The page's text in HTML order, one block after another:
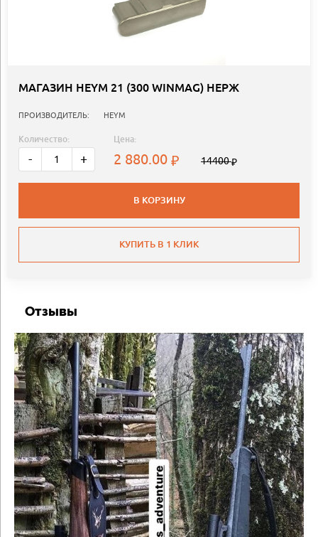
МАГАЗИН HEYM 21 (300 WINMAG) НЕРЖ
ПРОИЗВОДИТЕЛЬ: HEYM
Количество:
- +
Цена:
2 880.00 14400
В КОРЗИНУ
КУПИТЬ В 1 КЛИК
Отзывы